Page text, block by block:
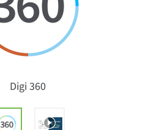
Digi 360